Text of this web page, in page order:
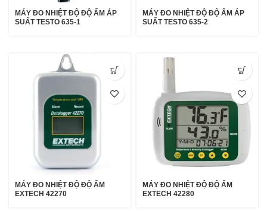
MÁY ĐO NHIỆT ĐỘ ĐỘ ẨM ÁP
SUẤT TESTO 635-1
MÁY ĐO NHIỆT ĐỘ ĐỘ ẨM ÁP
SUẤT TESTO 635-2
MÁY ĐO NHIỆT ĐỘ ĐỘ ẨM
EXTECH 42270
MÁY ĐO NHIỆT ĐỘ ĐỘ ẨM
EXTECH 42280